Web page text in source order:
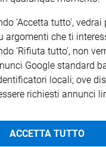
che oggi mi
di stare
di stare accanto alle
come se dentro di me
alla vita».
'Accetta tutto', vedrai
argomenti che ti
'Rifiuta tutto', non
Google standard
locali; ove
richiesti annunci
ACCETTA TUTTO